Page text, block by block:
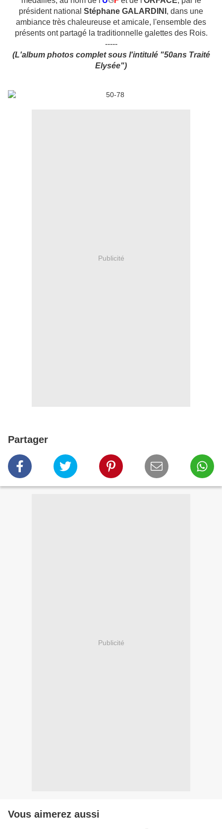
président national Stéphane GALARDINI , dans une
ambiance très chaleureuse et amicale, l'ensemble des
présents ont partagé la traditionnelle galettes des Rois.
-----
(L'album photos complet sous l'intitulé "50ans Traité
Elysée")
Publicité
Partager
Publicité
Vous aimerez aussi